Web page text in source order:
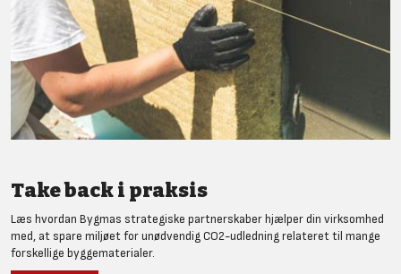
Take back i praksis
Læs hvordan Bygmas strategiske partnerskaber hjælper din virksomhed
med, at spare miljøet for unødvendig CO2-udledning relateret til mange
forskellige byggematerialer.